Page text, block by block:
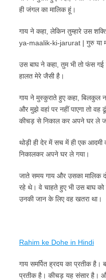
ही जंगल का मालिक हूं।
गाय ने कहा, लेकिन तुम्हारे उस
ya-maalik-ki-jarurat | गुरु या
उस बाघ ने कहा, तुम भी तो फंस गई
हालत मेरे जैसी है।
गाय ने मुस्कुराते हुए कहा, बिलकुल
और मुझे वहां पर नहीं पाएगा तो
कीचड़ से निकाल कर अपने घर ले
थोड़ी ही देर में सच में ही एक
निकालकर अपने घर ले गया।
जाते समय गाय और उसका मालिक
रहे थे। वे चाहते हुए भी उस बाघ
उनकी जान के लिए वह खतरा था।
Rahim ke Dohe in Hindi
गाय समर्पित ह्रदय का प्रतीक है।
प्रतीक है। कीचड़ यह संसार है।